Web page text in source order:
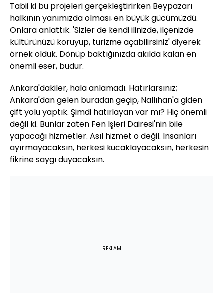
Tabii ki bu projeleri gerçekleştirirken Beypazarı
halkının yanımızda olması, en büyük gücümüzdü.
Onlara anlattık. 'Sizler de kendi ilinizde, ilçenizde
kültürünüzü koruyup, turizme açabilirsiniz' diyerek
örnek olduk. Dönüp baktığınızda akılda kalan en
önemli eser, budur.
Ankara'dakiler, hala anlamadı. Hatırlarsınız;
Ankara'dan gelen buradan geçip, Nallıhan'a giden
çift yolu yaptık. Şimdi hatırlayan var mı? Hiç önemli
değil ki. Bunlar zaten Fen İşleri Dairesi'nin bile
yapacağı hizmetler. Asıl hizmet o değil. İnsanları
ayırmayacaksın, herkesi kucaklayacaksın, herkesin
fikrine saygı duyacaksın.
REKLAM